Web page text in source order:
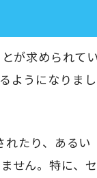
が求められて
ようになりまし
たり、あるい
せん。特に、